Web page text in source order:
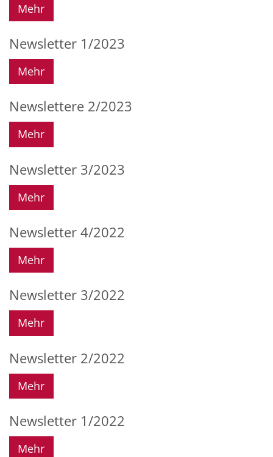
Mehr
Newsletter 1/2023
Mehr
Newslettere 2/2023
Mehr
Newsletter 3/2023
Mehr
Newsletter 4/2022
Mehr
Newsletter 3/2022
Mehr
Newsletter 2/2022
Mehr
Newsletter 1/2022
Mehr